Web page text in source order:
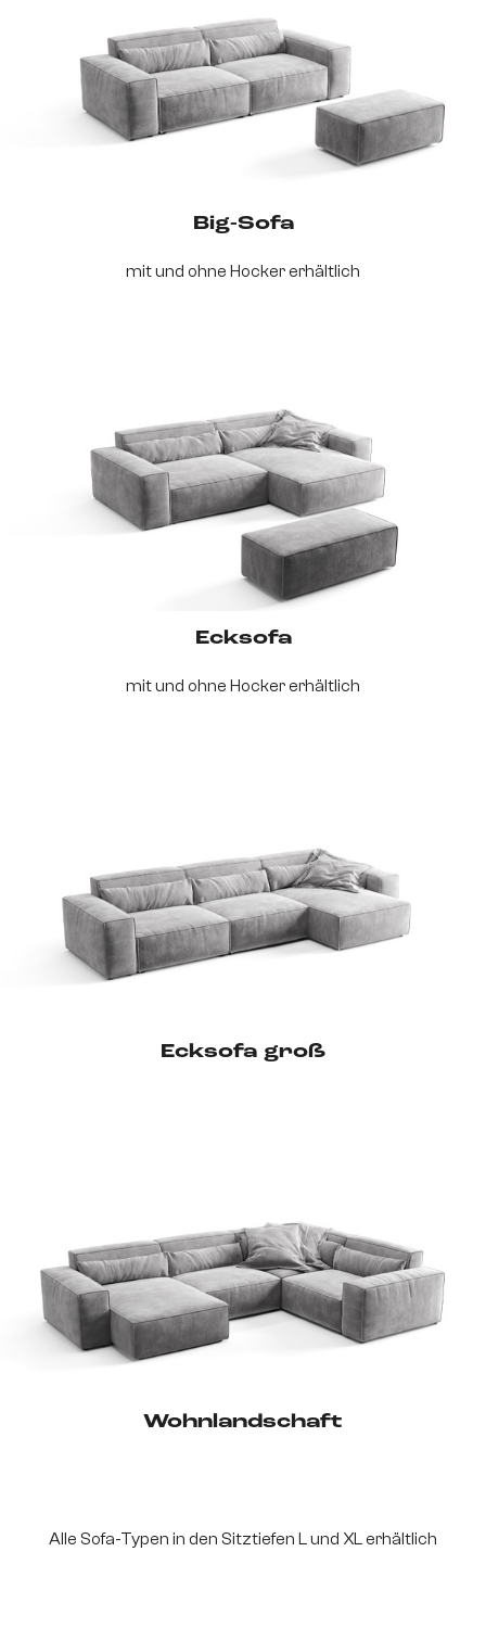
Big-Sofa
mit und ohne Hocker erhältlich
Ecksofa
mit und ohne Hocker erhältlich
Ecksofa groß
Wohnlandschaft
Alle Sofa-Typen in den Sitztiefen L und XL erhältlich